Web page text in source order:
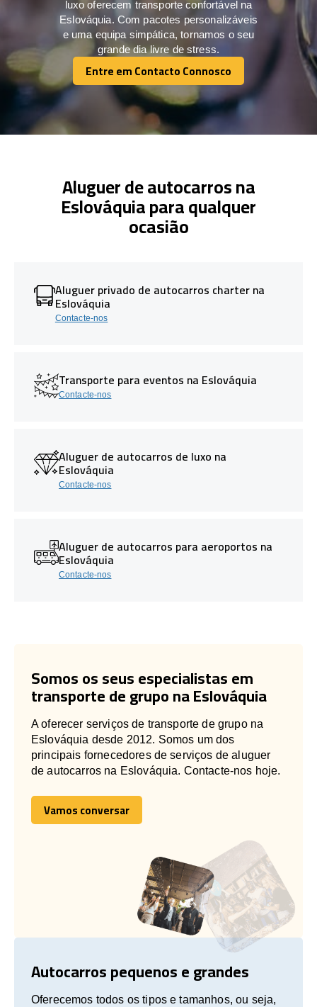
luxo oferecem transporte confortável na
Eslováquia. Com pacotes personalizáveis
e uma equipa simpática, tornamos o seu
grande dia livre de stress.
Entre em Contacto Connosco
Entre em Contacto Connosco
Aluguer de autocarros na
Eslováquia para qualquer
ocasião
Aluguer privado de autocarros charter na
Eslováquia
Contacte-nos
Transporte para eventos na Eslováquia
Contacte-nos
Aluguer de autocarros de luxo na
Eslováquia
Contacte-nos
Aluguer de autocarros para aeroportos na
Eslováquia
Contacte-nos
Somos os seus especialistas em
transporte de grupo na Eslováquia
A oferecer serviços de transporte de grupo na
Eslováquia desde 2012. Somos um dos
principais fornecedores de serviços de aluguer
de autocarros na Eslováquia. Contacte-nos hoje.
Vamos conversar
Vamos conversar
Autocarros pequenos e grandes
Oferecemos todos os tipos e tamanhos, ou seja,